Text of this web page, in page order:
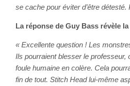
se cache pour éviter d’être
La réponse de Guy Bass révèle
« Excellente question ! Les
Ils pourraient blesser le professeur,
foule humaine en colère. Cela
fin de tout. Stitch Head lui-même